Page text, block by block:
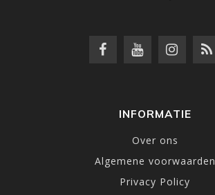
INFORMATIE
Over ons
Algemene voorwaarden
Privacy Policy